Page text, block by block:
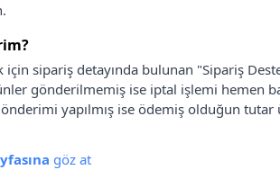
sipariş detayında bulunan "Sipariş
gönderilmemiş ise iptal işlemi hemen
yapılmış ise ödemiş olduğun
göz at